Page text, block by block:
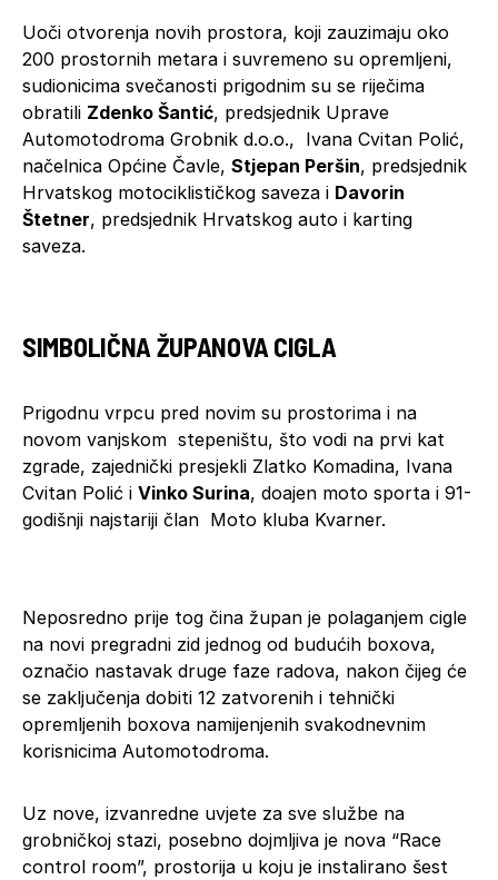
Uoči otvorenja novih prostora, koji zauzimaju oko
200 prostornih metara i suvremeno su opremljeni,
sudionicima svečanosti prigodnim su se riječima
obratili Zdenko Šantić, predsjednik Uprave
Automotodroma Grobnik d.o.o., Ivana Cvitan Polić,
načelnica Općine Čavle, Stjepan Peršin, predsjednik
Hrvatskog motociklističkog saveza i Davorin
Štetner, predsjednik Hrvatskog auto i karting
saveza.
SIMBOLIČNA ŽUPANOVA CIGLA
Prigodnu vrpcu pred novim su prostorima i na
novom vanjskom stepeništu, što vodi na prvi kat
zgrade, zajednički presjekli Zlatko Komadina, Ivana
Cvitan Polić i Vinko Surina, doajen moto sporta i 91-
godišnji najstariji član Moto kluba Kvarner.
Neposredno prije tog čina župan je polaganjem cigle
na novi pregradni zid jednog od budućih boxova,
označio nastavak druge faze radova, nakon čijeg će
se zaključenja dobiti 12 zatvorenih i tehnički
opremljenih boxova namijenjenih svakodnevnim
korisnicima Automotodroma.
Uz nove, izvanredne uvjete za sve službe na
grobničkoj stazi, posebno dojmljiva je nova “Race
control room”, prostorija u koju je instalirano šest